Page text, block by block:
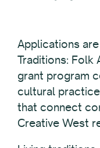
Applications
Traditions: Folk
grant program
cultural
that connect
Creative West